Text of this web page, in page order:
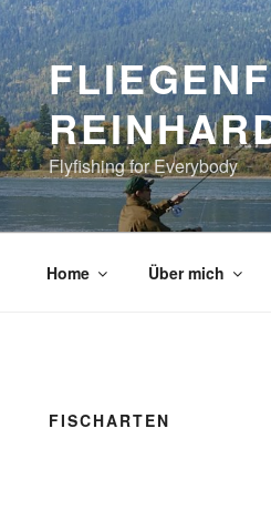
Flyfishing for Everybody
Home Über mich
FISCHARTEN